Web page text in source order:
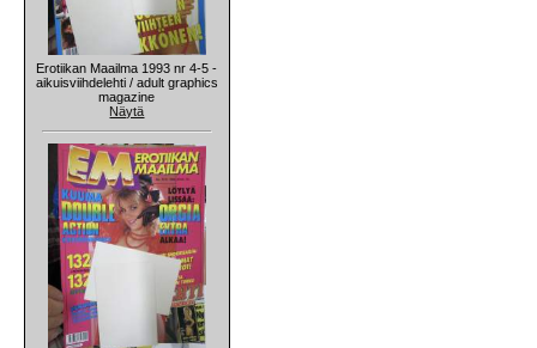
Erotiikan Maailma 1993 nr 4-5 -
aikuisviihdelehti / adult graphics
magazine
Näytä